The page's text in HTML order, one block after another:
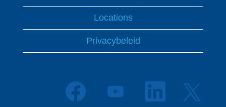
Locations
Privacybeleid
O
p
O
O
e
O
p